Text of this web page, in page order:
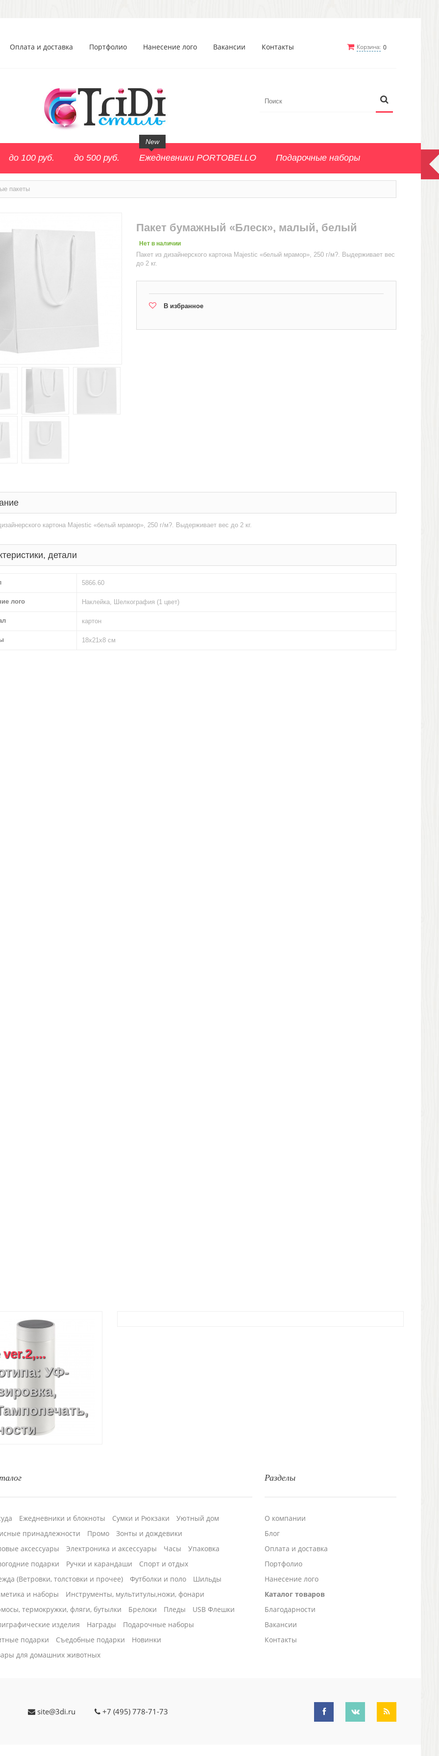
Корзина: 0
Оплата и доставка Портфолио Нанесение лого Вакансии Контакты
до 100 руб. до 500 руб. Ежедневники PORTOBELLO
New
Подарочные наборы
пакеты
Пакет бумажный «Блеск», малый, белый
Нет в наличии
Пакет из дизайнерского картона Majestic «белый мрамор», 250 г/м?. Выдерживает вес
до 2 кг.
В избранное
картона Majestic «белый мрамор», 250 г/м?. Выдерживает вес до 2 кг.
детали
5866.60
лого Наклейка, Шелкография (1 цвет)
картон
18х21х8 см
УФ-
Разделы
О компании
Блог
Оплата и доставка
Портфолио
Нанесение лого
Каталог товаров
Благодарности
Вакансии
Контакты
Ежедневники и блокноты Сумки и Рюкзаки
Уютный дом
принадлежности
Промо
Зонты и дождевики
аксессуары
Электроника и аксессуары Часы
Упаковка
подарки
Ручки и карандаши
Спорт и отдых
(Ветровки, толстовки и прочее)
Футболки и поло
Шильды
и наборы
Инструменты, мультитулы,ножи, фонари
термокружки, фляги, бутылки
Брелоки Пледы
USB Флешки
изделия
Награды
Подарочные наборы
подарки
Cъедобные подарки
Новинки
для домашних животных
site@3di.ru +7 (495) 778-71-73